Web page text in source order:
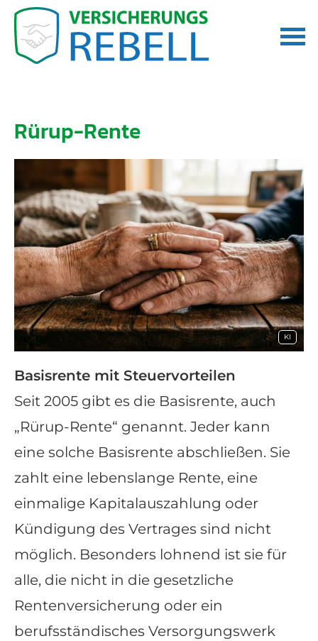
Rürup-Rente
KI
Basisrente mit Steuervorteilen
Seit 2005 gibt es die Basisrente, auch
„Rürup-Rente“ genannt. Jeder kann
eine solche Basisrente abschließen. Sie
zahlt eine lebenslange Rente, eine
einmalige Kapitalauszahlung oder
Kündigung des Vertrages sind nicht
möglich. Besonders lohnend ist sie für
alle, die nicht in die gesetzliche
Rentenversicherung oder ein
berufsständisches Versorgungswerk